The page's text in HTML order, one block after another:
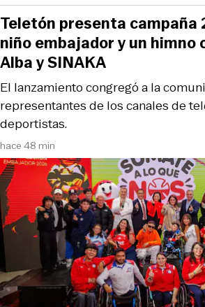
hace 48 min
El lanzamiento congregó a la
representantes de los canales de
deportistas.
Teletón presenta campaña
niño embajador y un himno
Alba y SINAKA